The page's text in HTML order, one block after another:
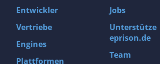
Entwickler
Vertriebe
Engines
Plattformen
Jobs
Unterstütze
eprison.de
Team